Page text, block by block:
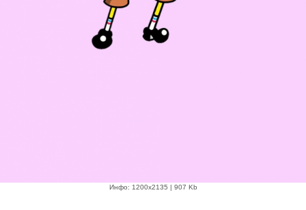
Инфо: 1200х2135 | 907 Kb